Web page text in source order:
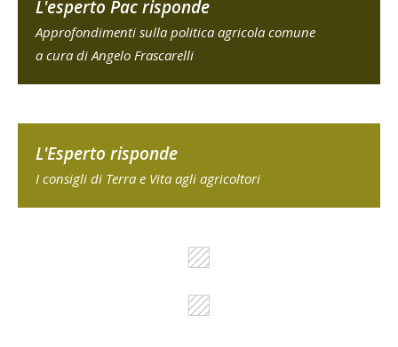
L'esperto Pac risponde
Approfondimenti sulla politica agricola comune
a cura di Angelo Frascarelli
L'Esperto risponde
I consigli di Terra e Vita agli agricoltori